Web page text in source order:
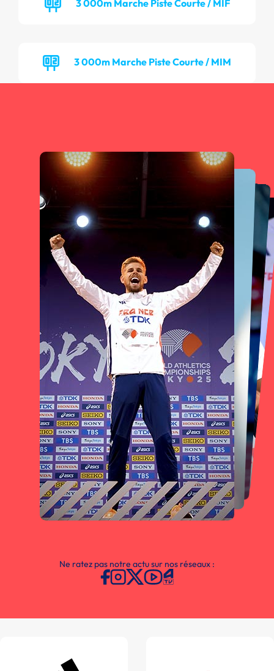
3 000m Marche Piste Courte / MIF
3 000m Marche Piste Courte / MIM
Ne ratez pas notre actu sur nos réseaux :